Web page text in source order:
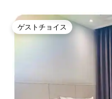
ゲストチョイス
ゲストチョイス